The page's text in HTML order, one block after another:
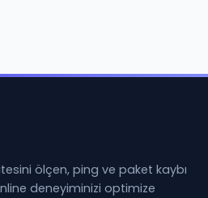
ölçen, ping ve paket kaybı
deneyiminizi optimize